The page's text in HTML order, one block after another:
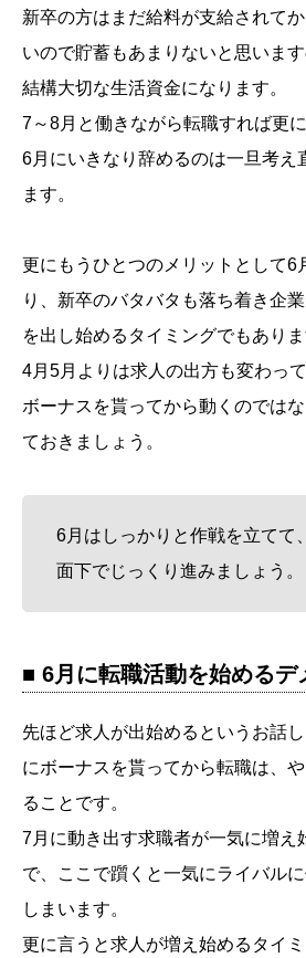
新卒の方はまだ給料が支給されて
いので貯蓄もあまりないと思いま
結構大切な生活資金になります。
7～8月と働きながら転職すれば更
6月にいきなり辞めるのは一旦考え
ます。
更にもうひとつのメリットとして6
り、新卒のバタバタも落ち着き企
を出し始めるタイミングでもありま
4月5月よりは求人の出方も変わっ
ボーナスを貰ってから動くのでは
ておきましょう。
6月はしっかりと作戦を立てて
面下でじっくり進みましょう。
■ 6月に転職活動を始めるデ
先ほど求人が出始めるというお話
にボーナスを貰ってから転職は、
ることです。
7月に動き出す求職者が一気に増え
で、ここで躓くと一気にライバル
しまいます。
更に言うと求人が増え始めるタイ